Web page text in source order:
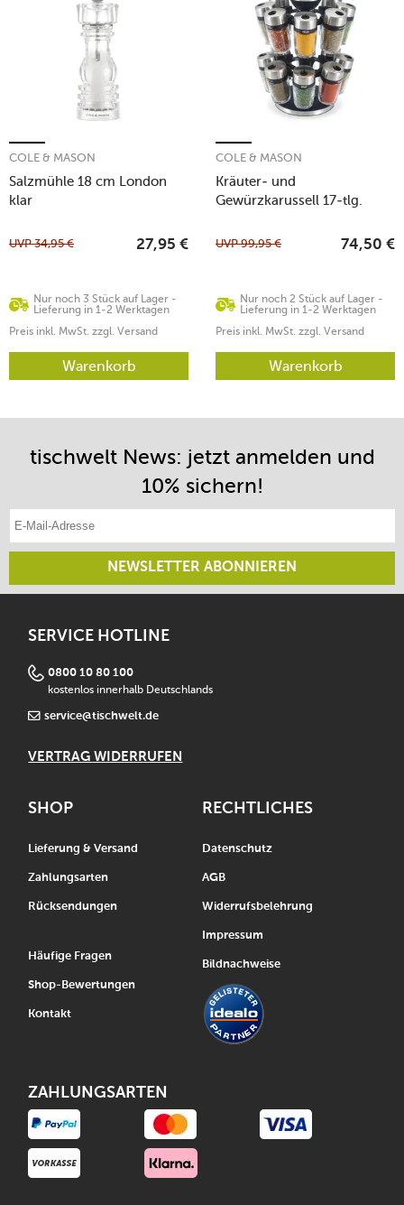
Salzmühle 18 cm London
klar
COLE & MASON
Nur noch 3 Stück auf Lager -
Lieferung in 1-2 Werktagen
UVP34,95 € 27,95 €
Preis inkl. MwSt. zzgl. Versand
Warenkorb
Kräuter- und
Gewürzkarussell 17-tlg.
COLE & MASON
Nur noch 2 Stück auf Lager -
Lieferung in 1-2 Werktagen
UVP99,95 € 74,50 €
Preis inkl. MwSt. zzgl. Versand
Warenkorb
tischwelt News: jetzt anmelden und
10% sichern!
NEWSLETTER ABONNIEREN
SERVICE HOTLINE
0800 10 80 100
kostenlos innerhalb Deutschlands
service@tischwelt.de
VERTRAG WIDERRUFEN
SHOP
Lieferung & Versand
Zahlungsarten
Rücksendungen
Häufige Fragen
Shop-Bewertungen
Kontakt
RECHTLICHES
Datenschutz
AGB
Widerrufsbelehrung
Impressum
Bildnachweise
ZAHLUNGSARTEN